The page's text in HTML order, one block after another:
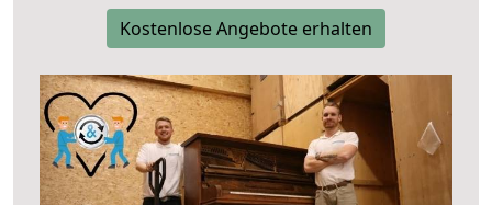
Kostenlose Angebote erhalten